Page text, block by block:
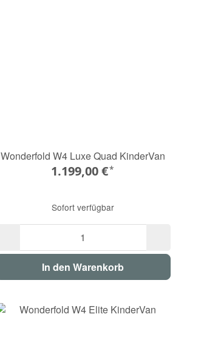
Wonderfold W4 Luxe Quad KinderVan
1.199,00 €*
Sofort verfügbar
In den Warenkorb